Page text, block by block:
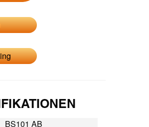
BS101 AB